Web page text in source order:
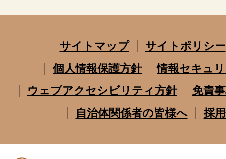
サイトマップ
サイトポリシー
個人情報保護方針
情報セキュ
ウェブアクセシビリティ方針
免責
自治体関係者の皆様へ
採